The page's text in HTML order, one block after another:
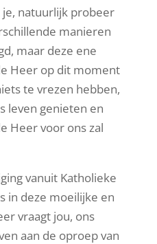
natuurlijk probeer
manieren
maar deze ene
Heer op dit moment
te vrezen hebben,
leven genieten en
Heer voor ons zal
vanuit Katholieke
in deze moeilijke en
vraagt ​​jou, ons
aan de oproep van